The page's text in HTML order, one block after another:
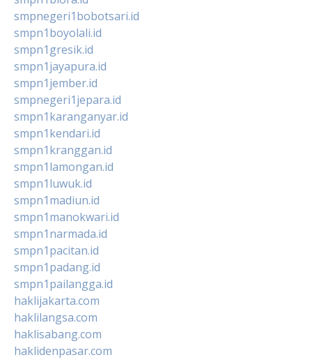
smpnegeri1bobotsari.id
smpn1boyolali.id
smpn1gresik.id
smpn1jayapura.id
smpn1jember.id
smpnegeri1jepara.id
smpn1karanganyar.id
smpn1kendari.id
smpn1kranggan.id
smpn1lamongan.id
smpn1luwuk.id
smpn1madiun.id
smpn1manokwari.id
smpn1narmada.id
smpn1pacitan.id
smpn1padang.id
smpn1pailangga.id
haklijakarta.com
haklilangsa.com
haklisabang.com
haklidenpasar.com